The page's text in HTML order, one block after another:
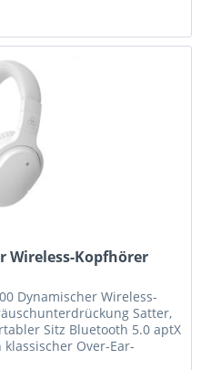
Wireless-Kopfhörer
Dynamischer Wireless-
Satter,
Sitz Bluetooth 5.0 aptX
klassischer Over-Ear-